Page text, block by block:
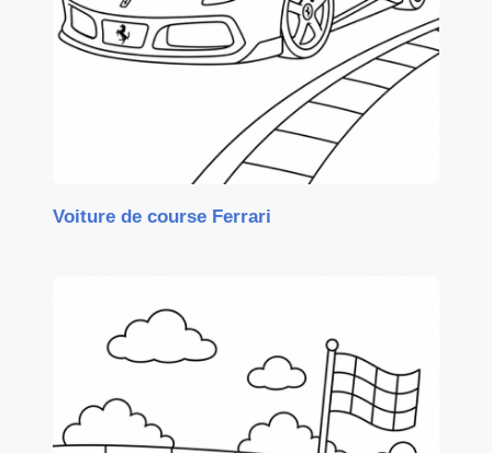
Voiture de course Ferrari